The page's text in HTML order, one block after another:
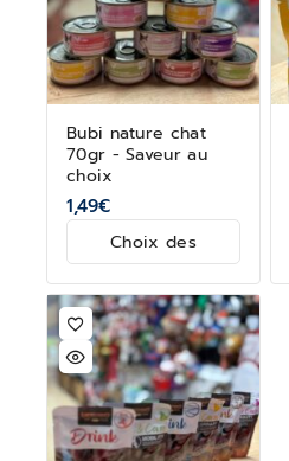
Bubi nature chat
70gr - Saveur au
choix
1,49€
Choix des